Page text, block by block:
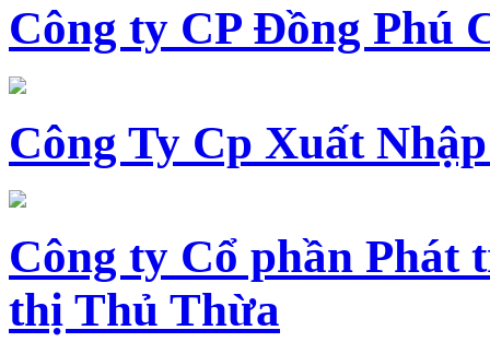
Công ty CP Đồng Phú
Công Ty Cp Xuất
Công ty Cổ phần Phát
thị Thủ Thừa